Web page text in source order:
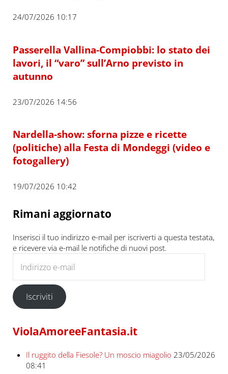
24/07/2026 10:17
Passerella Vallina-Compiobbi: lo stato dei
lavori, il “varo” sull’Arno previsto in
autunno
23/07/2026 14:56
Nardella-show: sforna pizze e ricette
(politiche) alla Festa di Mondeggi (video e
fotogallery)
19/07/2026 10:42
Rimani aggiornato
Inserisci il tuo indirizzo e-mail per iscriverti a questa testata,
e ricevere via e-mail le notifiche di nuovi post.
Iscriviti
ViolaAmoreeFantasia.it
Il ruggito della Fiesole? Un moscio miagolio 23/05/2026
08:41